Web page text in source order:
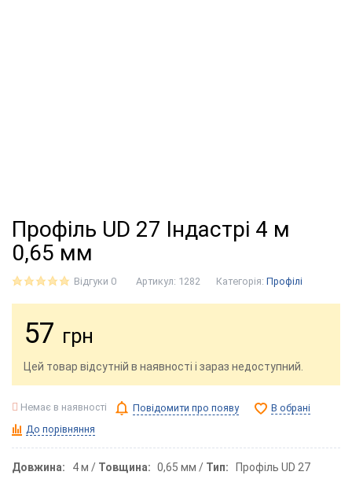
Профіль UD 27 Індастрі 4 м
0,65 мм
Відгуки 0 Артикул: 1282 Категорія: Профілі
57 грн
Цей товар відсутній в наявності і зараз недоступний.
Немає в наявності Повідомити про появу
В обрані
До порівняння
Довжина 4 м Товщина 0,65 мм Тип Профіль UD 27